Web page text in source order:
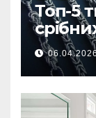
Топ-5